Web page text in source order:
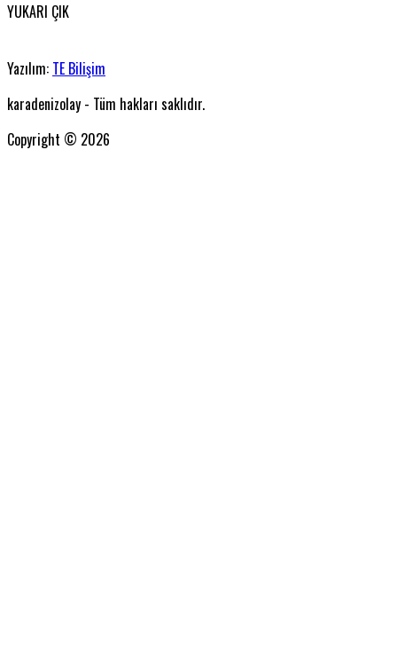
YUKARI ÇIK
Yazılım: TE Bilişim
karadenizolay - Tüm hakları saklıdır.
Copyright © 2026